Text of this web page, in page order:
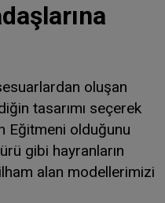
oluşan
tasarımı seçerek
Eğitmeni olduğunu
gibi hayranların
alan modellerimizi